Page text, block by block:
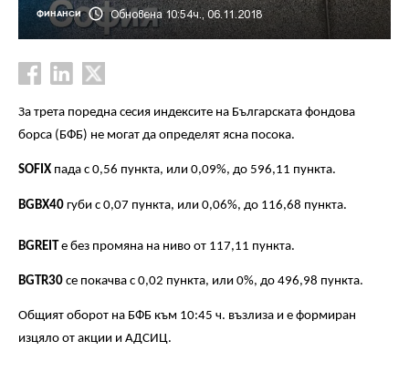
ФИНАНСИ Обновена 10:54ч., 06.11.2018
За трета поредна сесия индексите на Българската фондова
борса (БФБ) не могат да определят ясна посока.
SOFIX пада с 0,56 пункта, или 0,09%, до 596,11 пункта.
BGBX40 губи с 0,07 пункта, или 0,06%, до 116,68 пункта.
BGREITе без промяна на ниво от 117,11 пункта.
BGTR30 се покачва с 0,02 пункта, или 0%, до 496,98 пункта.
Общият оборот на БФБ към 10:45 ч. възлиза и е формиран
изцяло от акции и АДСИЦ.